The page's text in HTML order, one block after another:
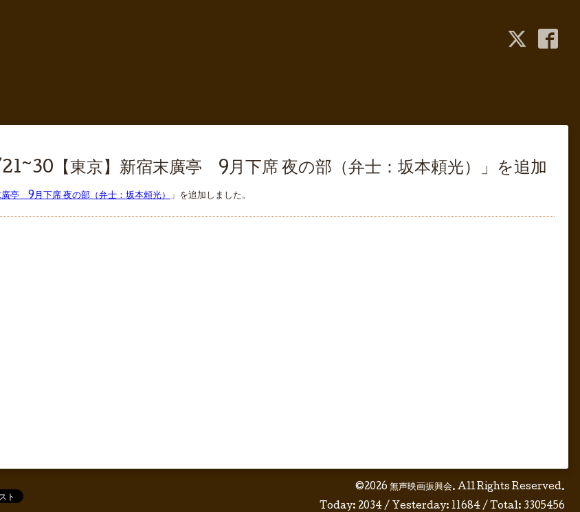
【東京】新宿末廣亭 9月下席 夜の部（弁士：坂本頼光）」を追加
亭 9月下席 夜の部（弁士：坂本頼光） 」を追加しました。
©2026 無声映画振興会. All Rights Reserved.
Today: 2034 / Yesterday: 11684 / Total: 3305456